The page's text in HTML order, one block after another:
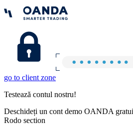
go to client zone
Testează contul nostru!
Deschideți un cont demo OANDA
Rodo section